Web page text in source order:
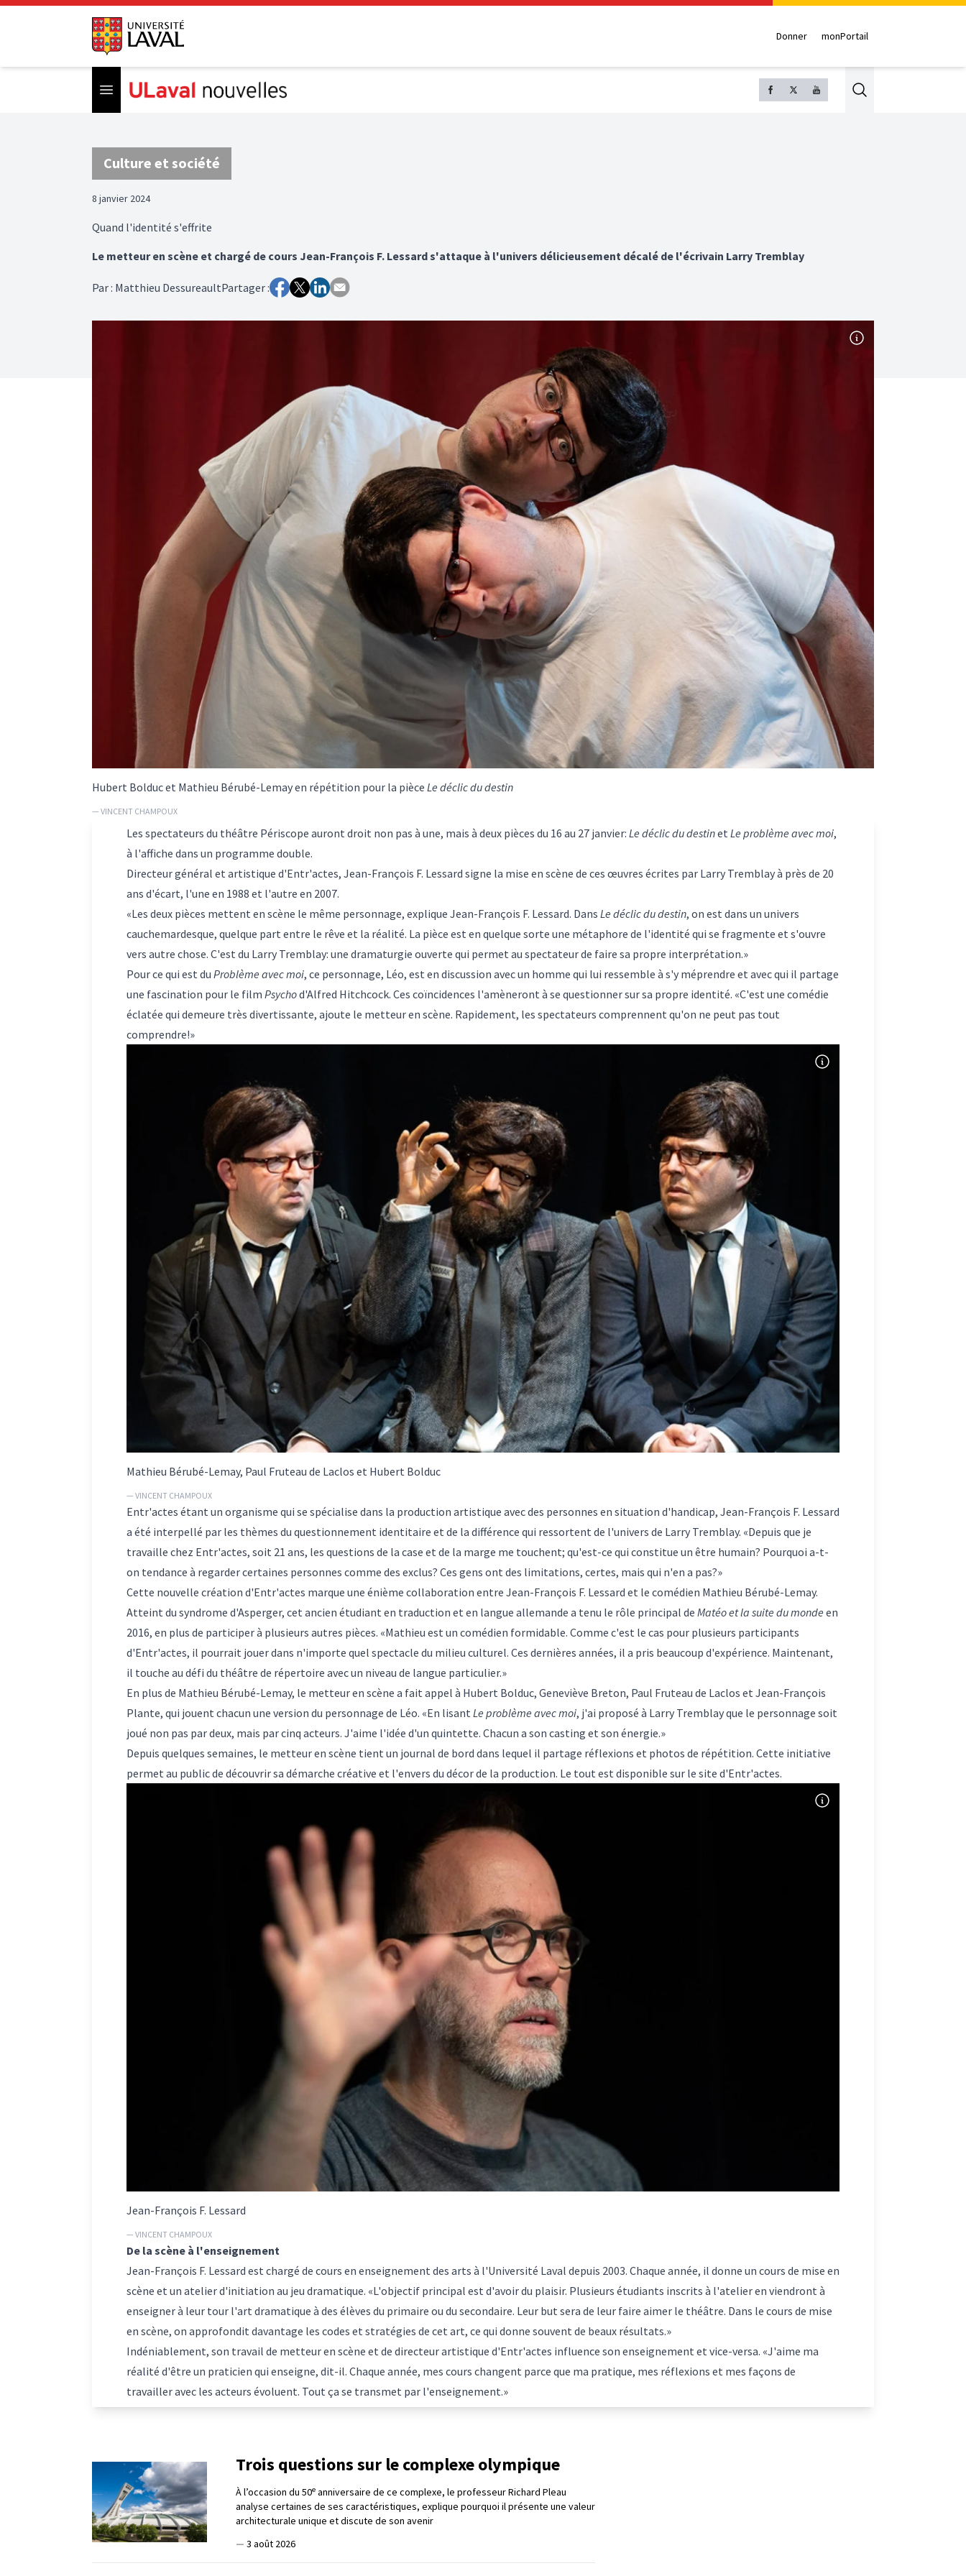
Donner monPortail
Open menu Search
Culture et société
8 janvier 2024
Quand l'identité s'effrite
Le metteur en scène et chargé de cours Jean-François F. Lessard s'attaque à l'univers délicieusement décalé de l'écrivain Larry Tremblay
Par: Matthieu DessureaultPartager :
Hubert Bolduc et Mathieu Bérubé-Lemay en répétition pour la pièce Le déclic du destin
— VINCENT CHAMPOUX
Les spectateurs du théâtre Périscope auront droit non pas à une, mais à deux pièces du 16 au 27 janvier: Le déclic du destinet Le problème avec moi,
à l'affiche dans un programme double.
Directeur général et artistique d'Entr'actes, Jean-François F. Lessard signe la mise en scène de ces œuvres écrites par Larry Tremblay à près de 20
ans d'écart, l'une en 1988 et l'autre en 2007.
«Les deux pièces mettent en scène le même personnage, explique Jean-François F. Lessard. Dans Le déclic du destin, on est dans un univers
cauchemardesque, quelque part entre le rêve et la réalité. La pièce est en quelque sorte une métaphore de l'identité qui se fragmente et s'ouvre
vers autre chose. C'est du Larry Tremblay: une dramaturgie ouverte qui permet au spectateur de faire sa propre interprétation.»
Pour ce qui est du Problème avec moi, ce personnage, Léo, est en discussion avec un homme qui lui ressemble à s'y méprendre et avec qui il partage
une fascination pour le film Psychod'Alfred Hitchcock. Ces coïncidences l'amèneront à se questionner sur sa propre identité. «C'est une comédie
éclatée qui demeure très divertissante, ajoute le metteur en scène. Rapidement, les spectateurs comprennent qu'on ne peut pas tout
comprendre!»
Mathieu Bérubé-Lemay, Paul Fruteau de Laclos et Hubert Bolduc
— VINCENT CHAMPOUX
Entr'actes étant un organisme qui se spécialise dans la production artistique avec des personnes en situation d'handicap, Jean-François F. Lessard
a été interpellé par les thèmes du questionnement identitaire et de la différence qui ressortent de l'univers de Larry Tremblay. «Depuis que je
travaille chez Entr'actes, soit 21 ans, les questions de la case et de la marge me touchent; qu'est-ce qui constitue un être humain? Pourquoi a-t-
on tendance à regarder certaines personnes comme des exclus? Ces gens ont des limitations, certes, mais qui n'en a pas?»
Cette nouvelle création d'Entr'actes marque une énième collaboration entre Jean-François F. Lessard et le comédien Mathieu Bérubé-Lemay.
Atteint du syndrome d'Asperger, cet ancien étudiant en traduction et en langue allemande a tenu le rôle principal de Matéo et la suite du monde en
2016, en plus de participer à plusieurs autres pièces. «Mathieu est un comédien formidable. Comme c'est le cas pour plusieurs participants
d'Entr'actes, il pourrait jouer dans n'importe quel spectacle du milieu culturel. Ces dernières années, il a pris beaucoup d'expérience. Maintenant,
il touche au défi du théâtre de répertoire avec un niveau de langue particulier.»
En plus de Mathieu Bérubé-Lemay, le metteur en scène a fait appel à Hubert Bolduc, Geneviève Breton, Paul Fruteau de Laclos et Jean-François
Plante, qui jouent chacun une version du personnage de Léo. «En lisant Le problème avec moi, j'ai proposé à Larry Tremblay que le personnage soit
joué non pas par deux, mais par cinq acteurs. J'aime l'idée d'un quintette. Chacun a son casting et son énergie.»
Depuis quelques semaines, le metteur en scène tient un journal de bord dans lequel il partage réflexions et photos de répétition. Cette initiative
permet au public de découvrir sa démarche créative et l'envers du décor de la production. Le tout est disponible sur le site d'Entr'actes.
Jean-François F. Lessard
— VINCENT CHAMPOUX
De la scène à l'enseignement
Jean-François F. Lessard est chargé de cours en enseignement des arts à l'Université Laval depuis 2003. Chaque année, il donne un cours de mise en
scène et un atelier d'initiation au jeu dramatique. «L'objectif principal est d'avoir du plaisir. Plusieurs étudiants inscrits à l'atelier en viendront à
enseigner à leur tour l'art dramatique à des élèves du primaire ou du secondaire. Leur but sera de leur faire aimer le théâtre. Dans le cours de mise
en scène, on approfondit davantage les codes et stratégies de cet art, ce qui donne souvent de beaux résultats.»
Indéniablement, son travail de metteur en scène et de directeur artistique d'Entr'actes influence son enseignement et vice-versa. «J'aime ma
réalité d'être un praticien qui enseigne, dit-il. Chaque année, mes cours changent parce que ma pratique, mes réflexions et mes façons de
travailler avec les acteurs évoluent. Tout ça se transmet par l'enseignement.»
Trois questions sur le complexe olympique
À l’occasion du 50e anniversaire de ce complexe, le professeur Richard Pleau
analyse certaines de ses caractéristiques, explique pourquoi il présente une valeur
architecturale unique et discute de son avenir
— 3 août 2026